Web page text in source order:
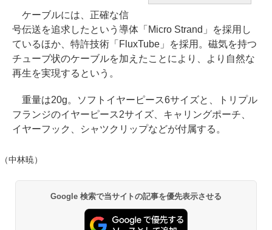
ケーブルには、正確な信
号伝送を追求したという導体「Micro Strand」を採用し
ているほか、特許技術「FluxTube」を採用。磁気を持つ
チューブ状のケーブルを加えたことにより、より自然な
再生を実現するという。
重量は20g。ソフトイヤーピース6サイズと、トリプル
フランジのイヤーピース2サイズ、キャリングポーチ、
イヤーフック、シャツクリップなどが付属する。
（中林暁）
Google 検索で当サイトの記事を優先表示させる